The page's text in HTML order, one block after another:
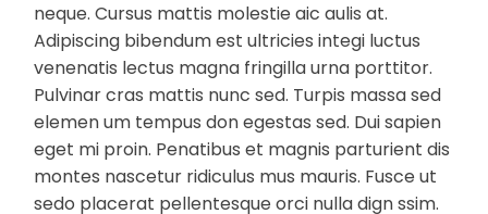
neque. Cursus mattis molestie aic aulis at.
Adipiscing bibendum est ultricies integi luctus
venenatis lectus magna fringilla urna porttitor.
Pulvinar cras mattis nunc sed. Turpis massa sed
elemen um tempus don egestas sed. Dui sapien
eget mi proin. Penatibus et magnis parturient dis
montes nascetur ridiculus mus mauris. Fusce ut
sedo placerat pellentesque orci nulla dign ssim.